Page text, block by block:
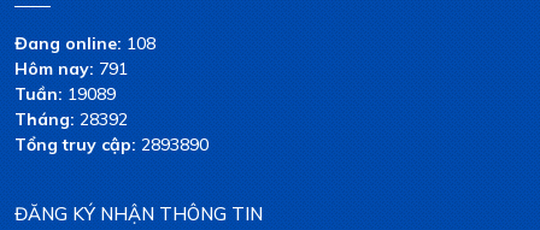
Đang online:108
Hôm nay:791
Tuần:19089
Tháng:28392
Tổng truy cập:2893890
ĐĂNG KÝ NHẬN THÔNG TIN